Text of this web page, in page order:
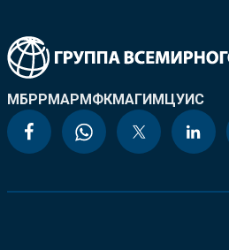
МБРРМАРМФКМАГИМЦУИС